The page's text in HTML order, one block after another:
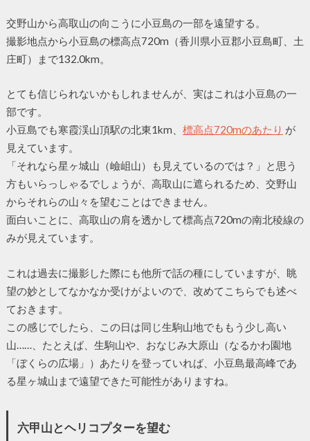
交野山から高取山の向こうに小豆島の一部を遠望する。
撮影地点から小豆島の標高点720m（香川県小豆郡小豆島町、土
庄町）まで132.0km。
とても信じられないかもしれませんが、実はこれは小豆島の一
部です。
小豆島でも寒霞渓山頂駅の北東1km、 標高点720mのあたり が
見えています。
「それなら星ヶ城山（嶮岨山）も見えているのでは？」と思う
方もいらっしゃるでしょうが、高取山に遮られるため、交野山
からそれらの山々を望むことはできません。
面白いことに、高取山の肩を透かして標高点720mの南北稜線の
みが見えています。
これは過去に撮影した際にも他所で話の種にしていますが、眺
望の妙としてなかなか受けがよいので、改めてこちらでも述べ
ておきます。
この感じでしたら、この日は同じ生駒山地でももう少し高い
山……、たとえば、生駒山や、おなじみ大原山（なるかわ園地
「ぼくらの広場」）あたりを登っていれば、小豆島最高峰であ
る星ヶ城山まで遠望できた可能性がありますね。
六甲山とヘリコプターを望む